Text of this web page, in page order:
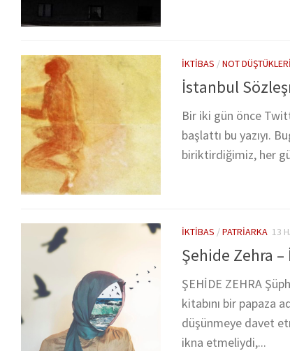
İKTIBAS /NOT
İstanbul
Bir iki gün önce
başlattı bu yazıyı.
biriktirdiğimiz, her
İKTIBAS /PATRIARKA 13
Şehide Zehra
ŞEHİDE ZEHRA
kitabını bir papaza
düşünmeye davet
ikna etmeliydi,...